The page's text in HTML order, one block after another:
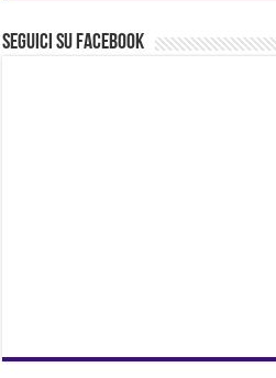
Seguici su Facebook